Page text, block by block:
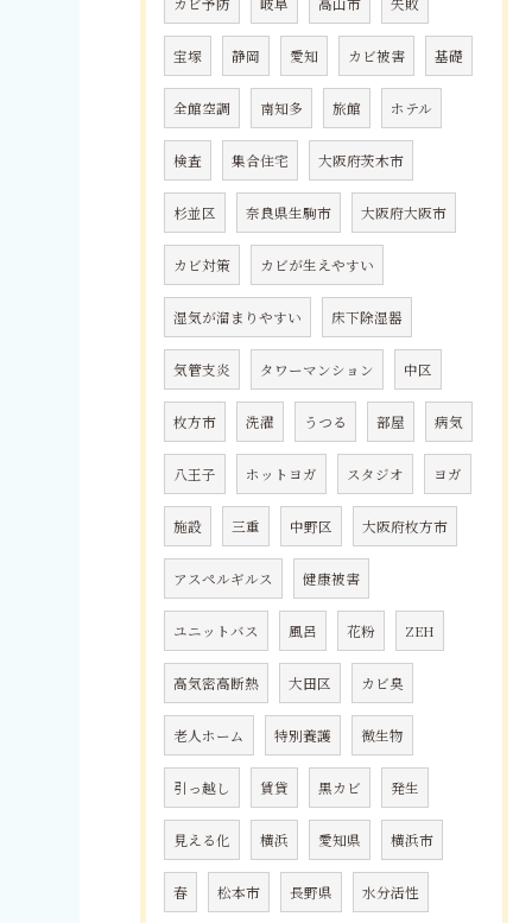
宝塚 静岡 愛知 カビ被害 基礎
全館空調 南知多 旅館 ホテル
検査 集合住宅 大阪府茨木市
杉並区 奈良県生駒市 大阪府大阪市
カビ対策 カビが生えやすい
湿気が溜まりやすい 床下除湿器
気管支炎 タワーマンション 中区
枚方市 洗濯 うつる 部屋 病気
八王子 ホットヨガ スタジオ ヨガ
施設 三重 中野区 大阪府枚方市
アスペルギルス 健康被害
ユニットバス 風呂 花粉 ZEH
高気密高断熱 大田区 カビ臭
老人ホーム 特別養護 微生物
引っ越し 賃貸 黒カビ 発生
見える化 横浜 愛知県 横浜市
春 松本市 長野県 水分活性